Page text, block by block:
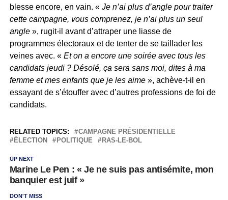
blesse encore, en vain. «Je n’ai plus d’angle pour traiter
cette campagne, vous comprenez, je n’ai plus un seul
angle», rugit-il avant d’attraper une liasse de
programmes électoraux et de tenter de se taillader les
veines avec. « Et on a encore une soirée avec tous les
candidats jeudi ? Désolé, ça sera sans moi, dites à ma
femme et mes enfants que je les aime», achève-t-il en
essayant de s’étouffer avec d’autres professions de foi de
candidats.
RELATED TOPICS:
CAMPAGNE PRÉSIDENTIELLE
ÉLECTION
POLITIQUE RAS-LE-BOL
UP NEXT
Marine Le Pen : « Je ne suis pas antisémite, mon
banquier est juif »
DON'T MISS